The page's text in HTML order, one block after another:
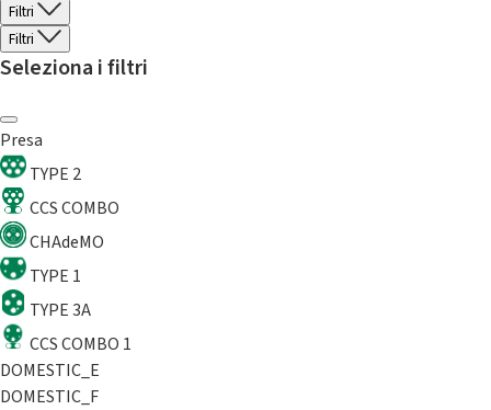
Filtri
Filtri
Seleziona i filtri
Presa
TYPE 2
CCS COMBO
CHAdeMO
TYPE 1
TYPE 3A
CCS COMBO 1
DOMESTIC_E
DOMESTIC_F